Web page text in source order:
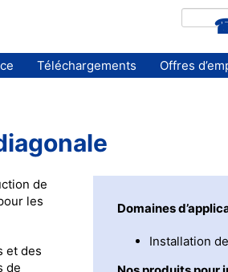
Téléchargements Offres
de
les
et des
de
Domaines
Installation